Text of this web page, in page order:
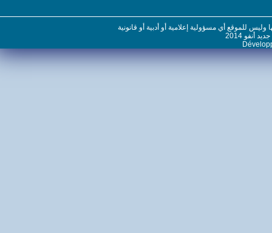
للموقع أي مسؤولية إعلامية أو أدبية أو قانونية
2014